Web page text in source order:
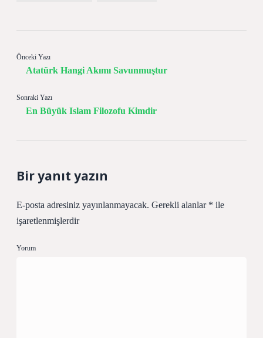
Önceki Yazı
Atatürk Hangi Akımı Savunmuştur
Sonraki Yazı
En Büyük Islam Filozofu Kimdir
Bir yanıt yazın
E-posta adresiniz yayınlanmayacak. Gerekli alanlar * ile
işaretlenmişlerdir
Yorum